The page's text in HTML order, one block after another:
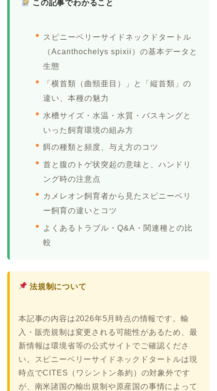
この記事でわかること
スピニーベリーサイドネックドタートル
（Acanthochelys spixii）の基本データと
生態
「横首類（曲頸亜目）」と「縦首類」の
違い、本種の魅力
水槽サイズ・水温・水質・バスキングと
いった飼育環境の組み方
餌の種類と頻度、与え方のコツ
首と腹のトゲ状突起の意味と、ハンドリ
ング時の注意点
カメレオン飼育者から見たスピニーベリ
ー飼育の違いとコツ
よくあるトラブル・Q&A・関連種との比
較
法規制について
本記事の内容は2026年5月時点の情報です。輸
入・販売規制は変更される可能性があるため、最
新情報は環境省等の公式サイトでご確認くださ
い。スピニーベリーサイドネックドタートルは現
時点でCITES（ワシントン条約）の対象外です
が、南米諸国の輸出規制や原産国の事情によって